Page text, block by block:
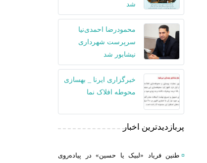
شد
محمودرضا احمدی‌نیا
سرپرست شهرداری
نیشابور شد
خبرگزاری ایرنا _ بهسازی
محوطه افلاک نما
پربازدیدترین اخبار
طنین فریاد «لبیک یا حسین» در پیاده‌روی